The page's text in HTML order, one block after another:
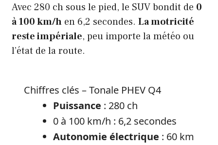
Avec 280 ch sous le pied, le SUV bondit de 0
à 100 km/h en 6,2 secondes. La motricité
reste impériale, peu importe la météo ou
l’état de la route.
Chiffres clés – Tonale PHEV Q4
Puissance : 280 ch
0 à 100 km/h : 6,2 secondes
Autonomie électrique : 60 km